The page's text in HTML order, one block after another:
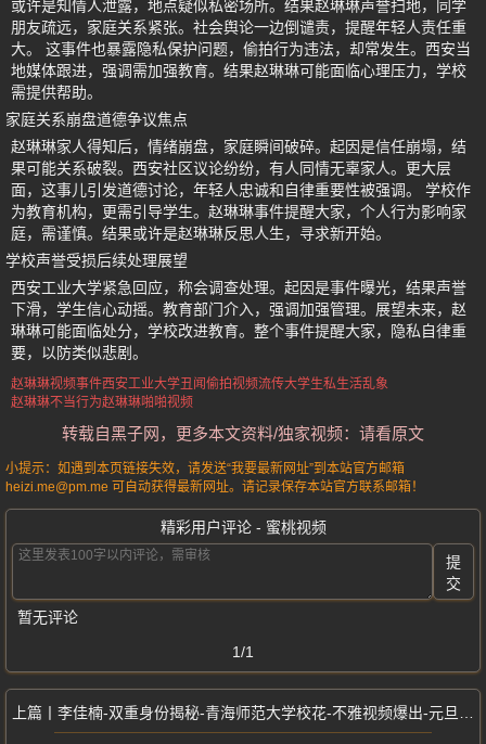
或许是知情人泄露，地点疑似私密场所。结果赵琳琳声誉扫地，同学
朋友疏远，家庭关系紧张。社会舆论一边倒谴责，提醒年轻人责任重
大。 这事件也暴露隐私保护问题，偷拍行为违法，却常发生。西安当
地媒体跟进，强调需加强教育。结果赵琳琳可能面临心理压力，学校
需提供帮助。
家庭关系崩盘道德争议焦点
赵琳琳家人得知后，情绪崩盘，家庭瞬间破碎。起因是信任崩塌，结
果可能关系破裂。西安社区议论纷纷，有人同情无辜家人。更大层
面，这事儿引发道德讨论，年轻人忠诚和自律重要性被强调。 学校作
为教育机构，更需引导学生。赵琳琳事件提醒大家，个人行为影响家
庭，需谨慎。结果或许是赵琳琳反思人生，寻求新开始。
学校声誉受损后续处理展望
西安工业大学紧急回应，称会调查处理。起因是事件曝光，结果声誉
下滑，学生信心动摇。教育部门介入，强调加强管理。展望未来，赵
琳琳可能面临处分，学校改进教育。整个事件提醒大家，隐私自律重
要，以防类似悲剧。
赵琳琳视频事件西安工业大学丑闻偷拍视频流传大学生私生活乱象
赵琳琳不当行为赵琳琳啪啪视频
转载自黑子网，更多本文资料/独家视频：请看原文
小提示：如遇到本页链接失效，请发送“我要最新网址”到本站官方邮箱
heizi.me@pm.me 可自动获得最新网址。请记录保存本站官方联系邮箱！
精彩用户评论 - 蜜桃视频
提
交
暂无评论
1/1
李佳楠-双重身份揭秘-青海师范大学校花-不雅视频爆出-元旦分手事件